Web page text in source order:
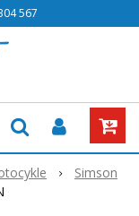
567
Simson